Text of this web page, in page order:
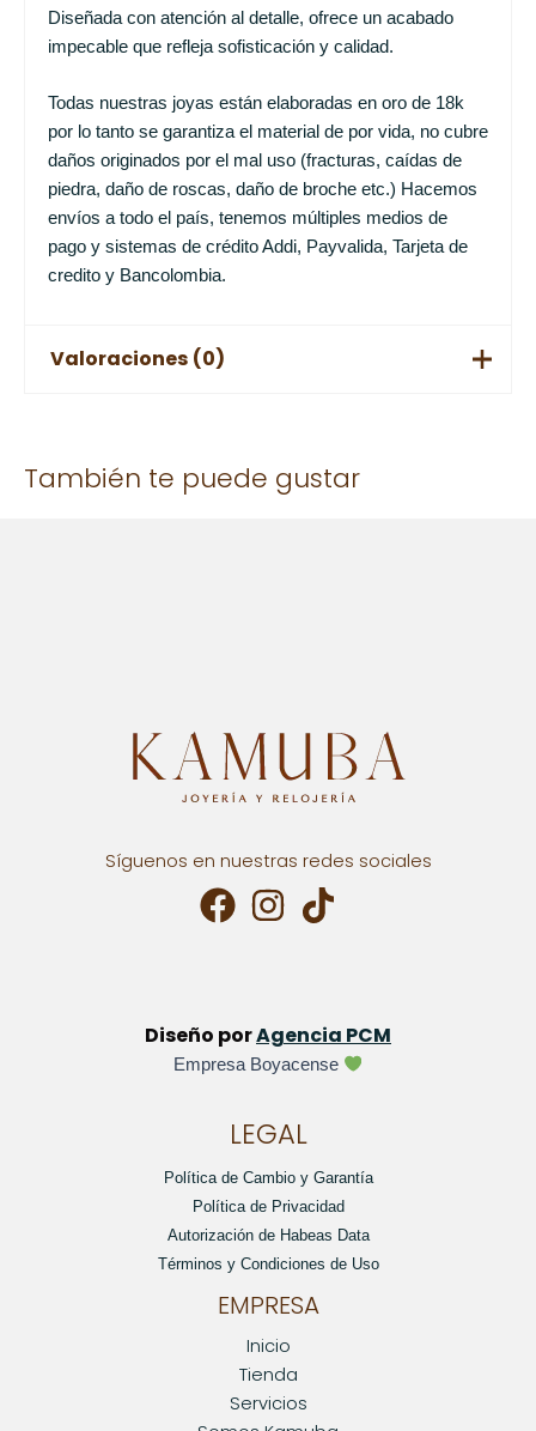
Diseñada con atención al detalle, ofrece un acabado
impecable que refleja sofisticación y calidad.
Todas nuestras joyas están elaboradas en oro de 18k
por lo tanto se garantiza el material de por vida, no cubre
daños originados por el mal uso (fracturas, caídas de
piedra, daño de roscas, daño de broche etc.) Hacemos
envíos a todo el país, tenemos múltiples medios de
pago y sistemas de crédito Addi, Payvalida, Tarjeta de
credito y Bancolombia.
Valoraciones (0)
Solo los usuarios registrados que hayan comprado este
También te puede gustar
Síguenos en nuestras redes sociales
Diseño porAgencia PCM
Empresa Boyacense
LEGAL
Política de Cambio y Garantía
Política de Privacidad
Autorización de Habeas Data
Términos y Condiciones de Uso
EMPRESA
Inicio
Tienda
Servicios